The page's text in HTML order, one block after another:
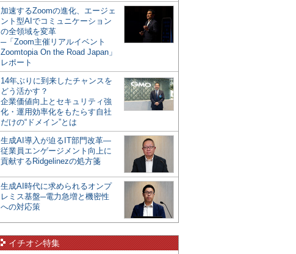
加速するZoomの進化、エージェ
ント型AIでコミュニケーション
の全領域を変革
─「Zoom主催リアルイベント
Zoomtopia On the Road Japan」
レポート
14年ぶりに到来したチャンスを
どう活かす？
企業価値向上とセキュリティ強
化・運用効率化をもたらす自社
だけの“ドメイン”とは
生成AI導入が迫るIT部門改革―
従業員エンゲージメント向上に
貢献するRidgelinezの処方箋
生成AI時代に求められるオンプ
レミス基盤─電力急増と機密性
への対応策
イチオシ特集